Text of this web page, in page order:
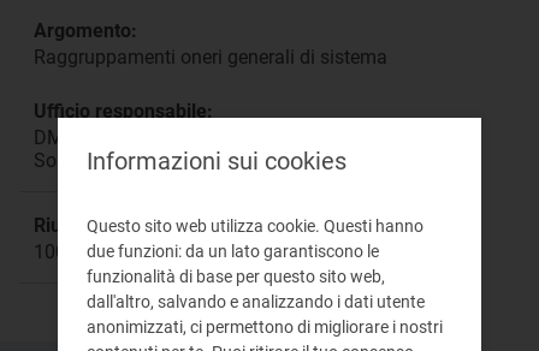
Argomento:
Raggruppamenti oneri generali di sistema
Ufficio responsabile:
DMEA Direzione Mercati Energia all'Ingrosso e
Sostenibilità Ambientale
Riunione:
1008
Informazioni sui cookies
Questo sito web utilizza cookie. Questi hanno
due funzioni: da un lato garantiscono le
funzionalità di base per questo sito web,
dall'altro, salvando e analizzando i dati utente
anonimizzati, ci permettono di migliorare i nostri